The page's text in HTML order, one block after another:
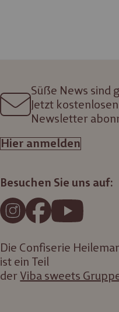
Süße News sind
Jetzt kostenlosen
Newsletter
Hier anmelden
Besuchen Sie uns auf:
Die Confiserie
ist ein Teil
der Viba sweets